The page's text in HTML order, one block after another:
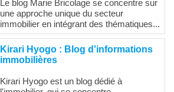
Le blog Marie Bricolage se concentre sur
une approche unique du secteur
immobilier en intégrant des thématiques...
Kirari Hyogo : Blog d'informations
immobilières
Kirari Hyogo est un blog dédié à